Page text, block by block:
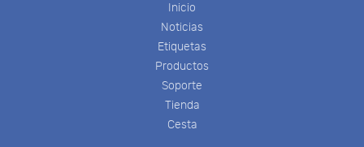
Inicio
Noticias
Etiquetas
Productos
Soporte
Tienda
Cesta